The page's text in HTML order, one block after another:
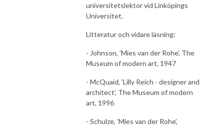
universitetslektor vid Linköpings
Universitet.
Litteratur och vidare läsning:
- Johnson, ’Mies van der Rohe’, The
Museum of modern art, 1947
- McQuaid, ’Lilly Reich - designer and
architect’, The Museum of modern
art, 1996
- Schulze, ’Mies van der Rohe’,